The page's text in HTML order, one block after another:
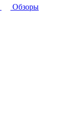
Обзоры